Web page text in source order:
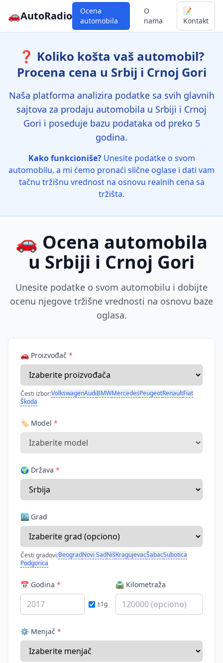
🚗AutoRadio
Ocena
automobila
O
nama
📝
Kontakt
❓ Koliko košta vaš automobil?
Procena cena u Srbij i Crnoj Gori
Naša platforma analizira podatke sa svih glavnih
sajtova za prodaju automobila u Srbiji i Crnoj
Gori i poseduje bazu podataka od preko 5
godina.
Kako funkcioniše?Unesite podatke o svom
automobilu, a mi ćemo pronaći slične oglase i dati vam
tačnu tržišnu vrednost na osnovu realnih cena sa
tržišta.
🚗 Ocena automobila
u Srbiji i Crnoj Gori
Unesite podatke o svom automobilu i dobijte
ocenu njegove tržišne vrednosti na osnovu baze
oglasa.
🚗 Proizvođač *
Česti izbor:VolkswagenAudiBMWMercedesPeugeotRenaultFiat
Škoda
🏷️ Model *
🌍 Država *
🏙️ Grad
Česti gradovi:BeogradNovi SadNišKragujevacŠabacSubotica
Podgorica
📅 Godina *
±1g
🛣️ Kilometraža
⚙️ Menjač *